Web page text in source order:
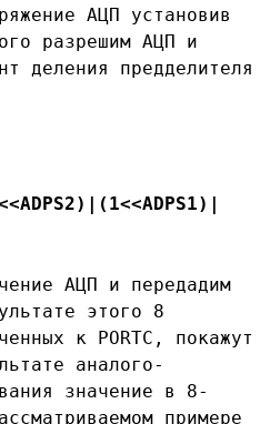
АЦП установив
разрешим АЦП и
деления предделителя
ADPS2)|(1<<ADPS1)|
АЦП и передадим
этого 8
к PORTC, покажут
аналого-
значение в 8-
примере